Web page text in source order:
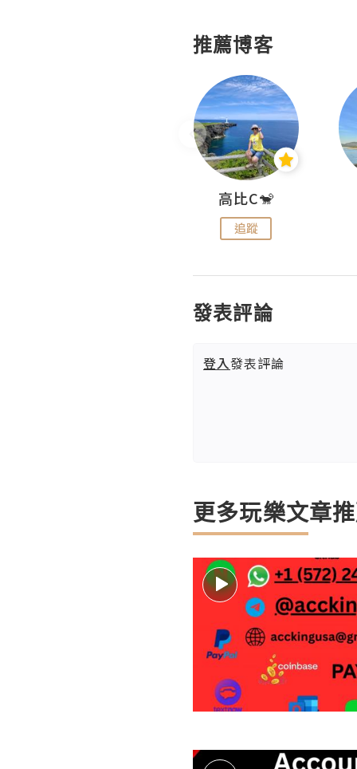
推薦博客
高比C🐒
追蹤
發表評論
登入發表評論
更多玩樂文章